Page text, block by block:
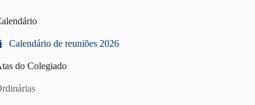
Calendário de reuniões 2026
do Colegiado